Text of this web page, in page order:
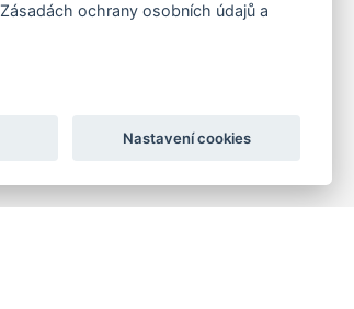
ochrany osobních údajů a
Nastavení cookies